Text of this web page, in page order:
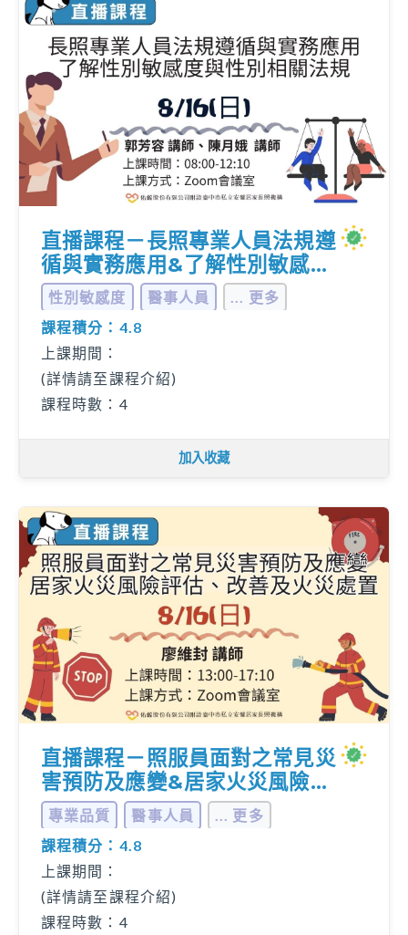
直播課程－長照專業人員法規遵
循與實務應用&了解性別敏感度
與性別相關法規
性別敏感度 醫事人員
... 更多
課程積分：4.8
上課期間：
(詳情請至課程介紹)
課程時數：4
加入收藏
直播課程－照服員面對之常見災
害預防及應變&居家火災風險評
估、改善及火災處置
專業品質 醫事人員
... 更多
課程積分：4.8
上課期間：
(詳情請至課程介紹)
課程時數：4